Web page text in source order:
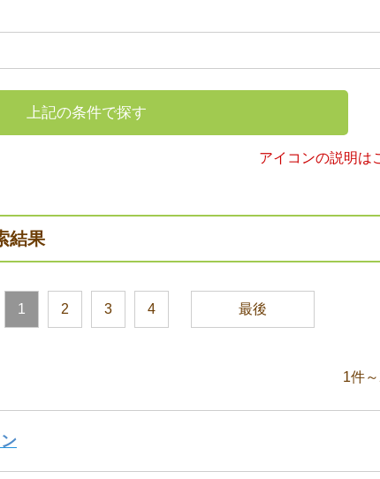
上記の条件で探す
アイコンの説明は
結果
1 2 3 4 最後
1件